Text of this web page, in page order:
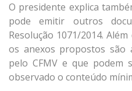
O presidente explica
pode emitir outros
Resolução 1071/2014.
os anexos propostos são
pelo CFMV e que podem
observado o conteúdo